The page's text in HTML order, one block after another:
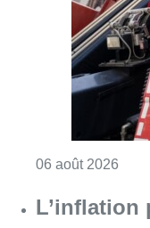
trimestre